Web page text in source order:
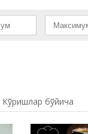
Кўришлар бўйича